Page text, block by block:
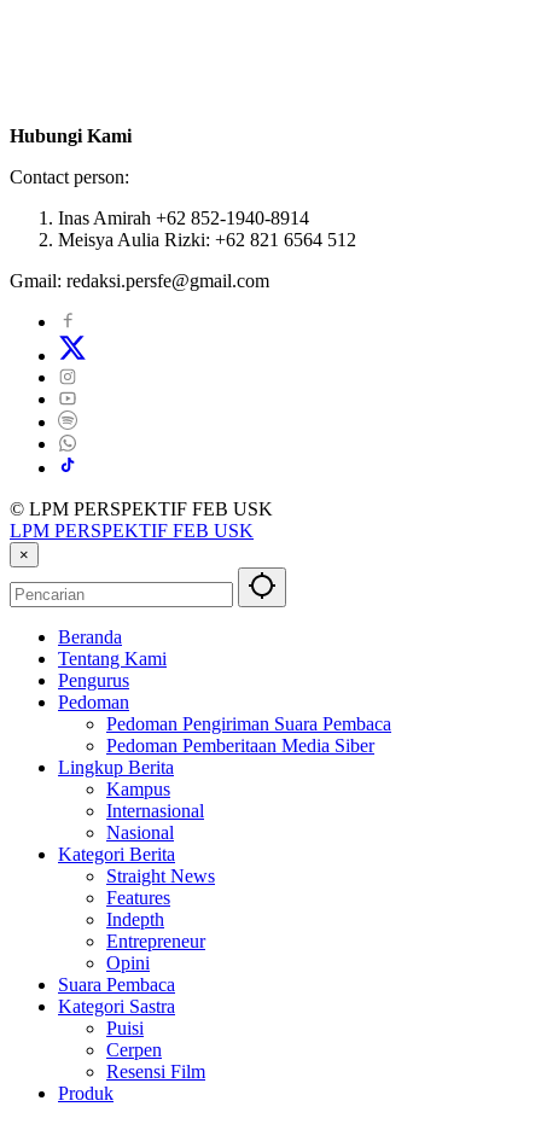
Hubungi Kami
Contact person:
Inas Amirah +62 852-1940-8914
Meisya Aulia Rizki: +62 821 6564 512
Gmail: redaksi.persfe@gmail.com
© LPM PERSPEKTIF FEB USK
LPM PERSPEKTIF FEB USK
×
Beranda
Tentang Kami
Pengurus
Pedoman
Pedoman Pengiriman Suara Pembaca
Pedoman Pemberitaan Media Siber
Lingkup Berita
Kampus
Internasional
Nasional
Kategori Berita
Straight News
Features
Indepth
Entrepreneur
Opini
Suara Pembaca
Kategori Sastra
Puisi
Cerpen
Resensi Film
Produk